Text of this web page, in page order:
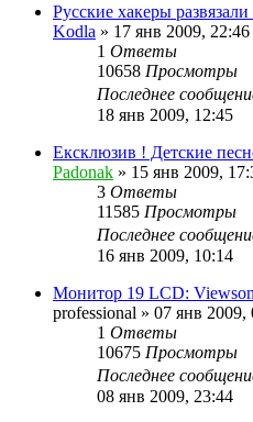
Русские хакеры
Kodla » 17 янв 2009, 22:46
1 Ответы
10658 Просмотры
Последнее
18 янв 2009, 12:45
Ексклюзив ! Детские
Padonak » 15 янв 2009,
3 Ответы
11585 Просмотры
Последнее
16 янв 2009, 10:14
Монитор 19 LCD:
professional » 07 янв 2009,
1 Ответы
10675 Просмотры
Последнее
08 янв 2009, 23:44